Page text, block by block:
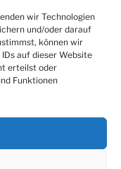
wir Technologien
und/oder darauf
können wir
auf dieser Website
erteilst oder
Funktionen